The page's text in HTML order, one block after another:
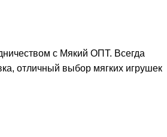
с Мякий ОПТ. Всегда
отличный выбор мягких игрушек